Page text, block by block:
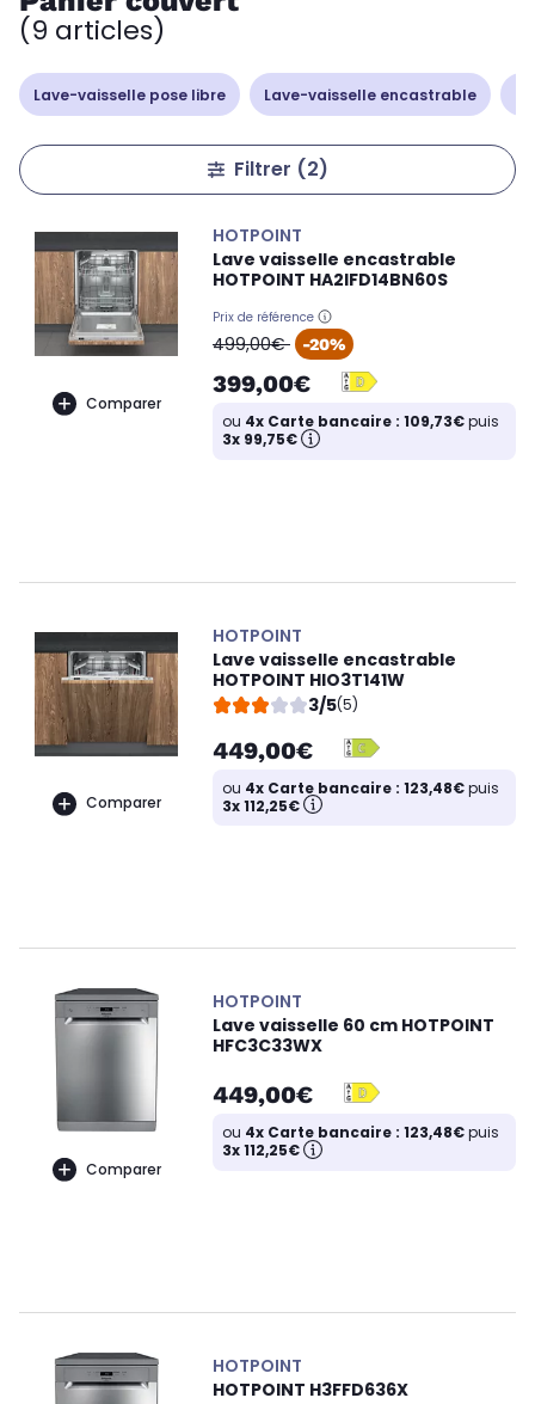
(9 articles)
Lave-vaisselle pose libre Lave-vaisselle encastrable
Filtrer (2)
Comparer
HOTPOINT
Lave vaisselle encastrable
HOTPOINT HA2IFD14BN60S
Prix de référence
oldPrice
499,00€ -20%
399,00€
ou 4x Carte bancaire : 109,73€puis
3x 99,75€
Comparer
HOTPOINT
Lave vaisselle encastrable
HOTPOINT HIO3T141W
3/5(5)
449,00€
ou 4x Carte bancaire : 123,48€puis
3x 112,25€
Comparer
HOTPOINT
Lave vaisselle 60 cm HOTPOINT
HFC3C33WX
449,00€
ou 4x Carte bancaire : 123,48€puis
3x 112,25€
HOTPOINT
HOTPOINT H3FFD636X